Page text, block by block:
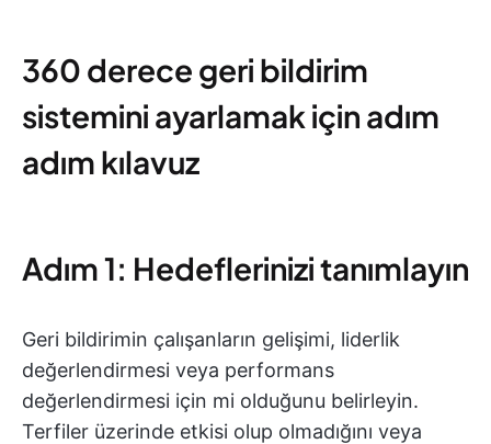
360 derece geri bildirim
sistemini ayarlamak için adım
adım kılavuz
Adım 1: Hedeflerinizi tanımlayın
Geri bildirimin çalışanların gelişimi, liderlik
değerlendirmesi veya performans
değerlendirmesi için mi olduğunu belirleyin.
Terfiler üzerinde etkisi olup olmadığını veya